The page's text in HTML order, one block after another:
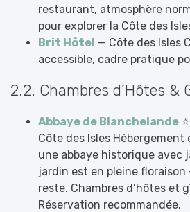
restaurant, atmosphère
pour explorer la Côte des
Brit Hôtel — Côte des Isles
accessible, cadre pratique
2.2. Chambres d’Hôtes &
Abbaye de Blanchelande ⭐
Côte des Isles
une abbaye historique avec
jardin est en pleine
reste. Chambres d’hôtes et
Réservation recommandée.